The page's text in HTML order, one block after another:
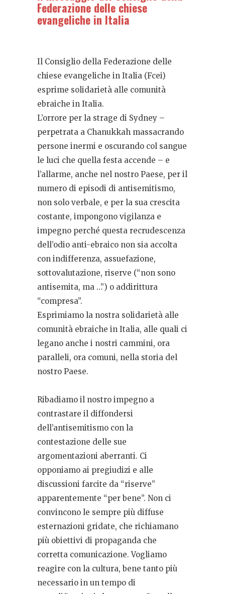
Federazione delle chiese
evangeliche in Italia
Il Consiglio della Federazione delle
chiese evangeliche in Italia (Fcei)
esprime solidarietà alle comunità
ebraiche in Italia.
L’orrore per la strage di Sydney –
perpetrata a Chanukkah massacrando
persone inermi e oscurando col sangue
le luci che quella festa accende – e
l’allarme, anche nel nostro Paese, per il
numero di episodi di antisemitismo,
non solo verbale, e per la sua crescita
costante, impongono vigilanza e
impegno perché questa recrudescenza
dell’odio anti-ebraico non sia accolta
con indifferenza, assuefazione,
sottovalutazione, riserve (“non sono
antisemita, ma …”) o addirittura
“compresa”.
Esprimiamo la nostra solidarietà alle
comunità ebraiche in Italia, alle quali ci
legano anche i nostri cammini, ora
paralleli, ora comuni, nella storia del
nostro Paese.
Ribadiamo il nostro impegno a
contrastare il diffondersi
dell’antisemitismo con la
contestazione delle sue
argomentazioni aberranti. Ci
opponiamo ai pregiudizi e alle
discussioni farcite da “riserve”
apparentemente “per bene”. Non ci
convincono le sempre più diffuse
esternazioni gridate, che richiamano
più obiettivi di propaganda che
corretta comunicazione. Vogliamo
reagire con la cultura, bene tanto più
necessario in un tempo di